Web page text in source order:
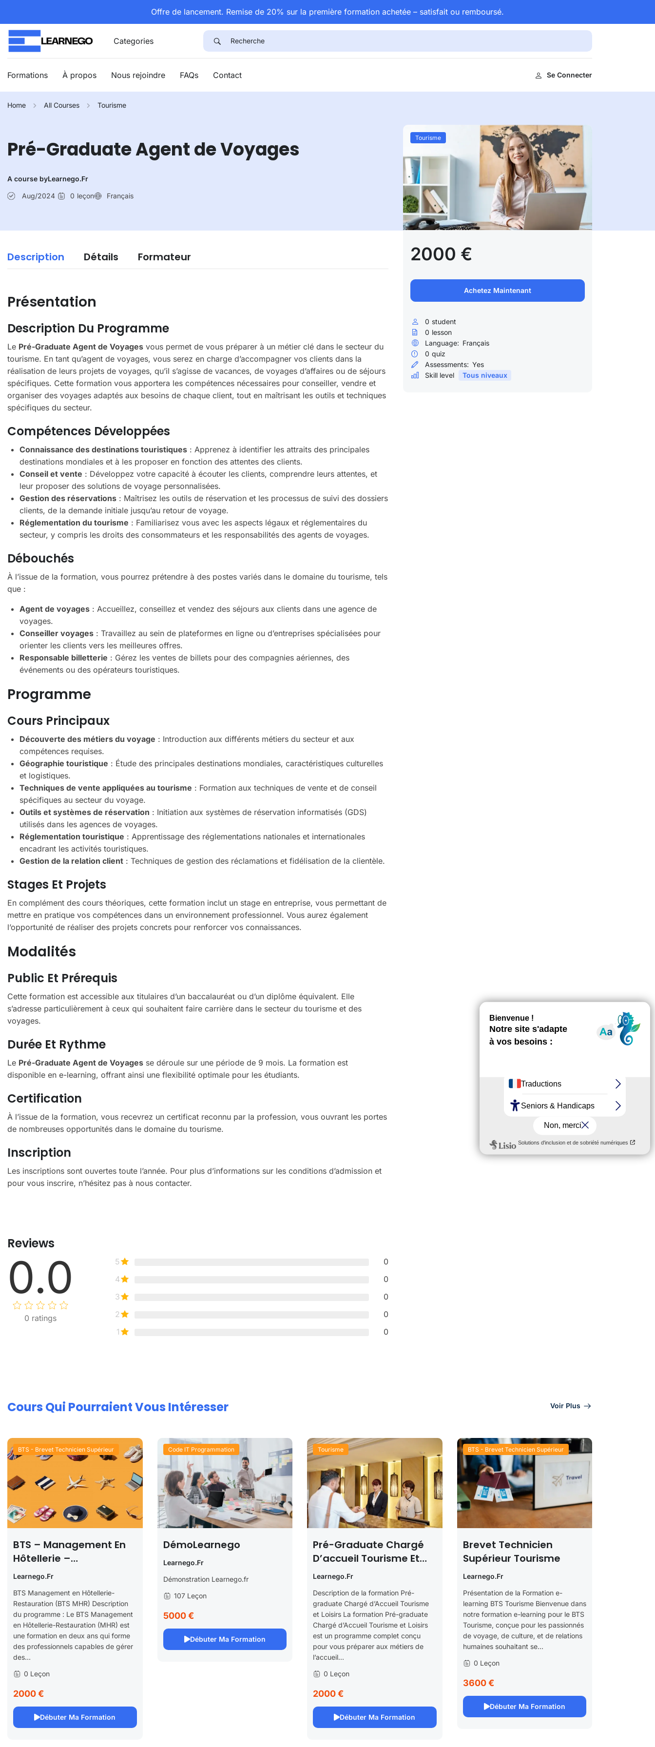
Offre de lancement. Remise de 20% sur la première formation achetée – satisfait ou remboursé.
Categories
Formations À propos Nous rejoindre FAQs Contact Se Connecter
Home All Courses Tourisme
Pré-Graduate Agent de Voyages
A course byLearnego.fr
Aug/2024 0 leçon Français
Description Détails Formateur
Présentation
Description Du Programme
Le Pré-Graduate Agent de Voyages vous permet de vous préparer à un métier clé dans le secteur du
tourisme. En tant qu’agent de voyages, vous serez en charge d’accompagner vos clients dans la
réalisation de leurs projets de voyages, qu’il s’agisse de vacances, de voyages d’affaires ou de séjours
spécifiques. Cette formation vous apportera les compétences nécessaires pour conseiller, vendre et
organiser des voyages adaptés aux besoins de chaque client, tout en maîtrisant les outils et techniques
spécifiques du secteur.
Compétences Développées
Connaissance des destinations touristiques : Apprenez à identifier les attraits des principales
destinations mondiales et à les proposer en fonction des attentes des clients.
Conseil et vente : Développez votre capacité à écouter les clients, comprendre leurs attentes, et
leur proposer des solutions de voyage personnalisées.
Gestion des réservations : Maîtrisez les outils de réservation et les processus de suivi des dossiers
clients, de la demande initiale jusqu’au retour de voyage.
Réglementation du tourisme : Familiarisez vous avec les aspects légaux et réglementaires du
secteur, y compris les droits des consommateurs et les responsabilités des agents de voyages.
Débouchés
À l’issue de la formation, vous pourrez prétendre à des postes variés dans le domaine du tourisme, tels
que :
Agent de voyages : Accueillez, conseillez et vendez des séjours aux clients dans une agence de
voyages.
Conseiller voyages : Travaillez au sein de plateformes en ligne ou d’entreprises spécialisées pour
orienter les clients vers les meilleures offres.
Responsable billetterie : Gérez les ventes de billets pour des compagnies aériennes, des
événements ou des opérateurs touristiques.
Programme
Cours Principaux
Découverte des métiers du voyage : Introduction aux différents métiers du secteur et aux
compétences requises.
Géographie touristique : Étude des principales destinations mondiales, caractéristiques culturelles
et logistiques.
Techniques de vente appliquées au tourisme : Formation aux techniques de vente et de conseil
spécifiques au secteur du voyage.
Outils et systèmes de réservation : Initiation aux systèmes de réservation informatisés (GDS)
utilisés dans les agences de voyages.
Réglementation touristique : Apprentissage des réglementations nationales et internationales
encadrant les activités touristiques.
Gestion de la relation client : Techniques de gestion des réclamations et fidélisation de la clientèle.
Stages Et Projets
En complément des cours théoriques, cette formation inclut un stage en entreprise, vous permettant de
mettre en pratique vos compétences dans un environnement professionnel. Vous aurez également
l’opportunité de réaliser des projets concrets pour renforcer vos connaissances.
Modalités
Public Et Prérequis
Cette formation est accessible aux titulaires d’un baccalauréat ou d’un diplôme équivalent. Elle
s’adresse particulièrement à ceux qui souhaitent faire carrière dans le secteur du tourisme et des
voyages.
Durée Et Rythme
Le Pré-Graduate Agent de Voyages se déroule sur une période de 9 mois. La formation est
disponible en e-learning, offrant ainsi une flexibilité optimale pour les étudiants.
Certification
À l’issue de la formation, vous recevrez un certificat reconnu par la profession, vous ouvrant les portes
de nombreuses opportunités dans le domaine du tourisme.
Inscription
Les inscriptions sont ouvertes toute l’année. Pour plus d’informations sur les conditions d’admission et
pour vous inscrire, n’hésitez pas à nous contacter.
Reviews
0.0
0 ratings
5
0
4
0
3
0
2
0
1
0
Tourisme
2000 €
Achetez Maintenant
0 student
0 lesson
Language: Français
0 quiz
Assessments: Yes
Skill level
Tous niveaux
Cours Qui Pourraient Vous Intéresser Voir Plus
BTS - Brevet Technicien Supérieur
BTS – Management En
Hôtellerie –
Restauration Options
Learnego.fr
BTS Management en Hôtellerie-
Restauration (BTS MHR) Description
du programme : Le BTS Management
en Hôtellerie-Restauration (MHR) est
une formation en deux ans qui forme
des professionnels capables de gérer
des...
0 Leçon
2000 €
Débuter Ma Formation
Code IT Programmation
DémoLearnego
Learnego.fr
Démonstration Learnego.fr
107 Leçon
5000 €
Débuter Ma Formation
Tourisme
Pré-Graduate Chargé
D’accueil Tourisme Et
Loisirs
Learnego.fr
Description de la formation Pré-
graduate Chargé d’Accueil Tourisme
et Loisirs La formation Pré-graduate
Chargé d’Accueil Tourisme et Loisirs
est un programme complet conçu
pour vous préparer aux métiers de
l’accueil...
0 Leçon
2000 €
Débuter Ma Formation
BTS - Brevet Technicien Supérieur
Brevet Technicien
Supérieur Tourisme
Learnego.fr
Présentation de la Formation e-
learning BTS Tourisme Bienvenue dans
notre formation e-learning pour le BTS
Tourisme, conçue pour les passionnés
de voyage, de culture, et de relations
humaines souhaitant se...
0 Leçon
3600 €
Débuter Ma Formation